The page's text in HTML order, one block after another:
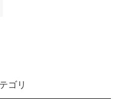
ゴリ